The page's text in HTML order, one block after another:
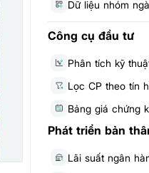
Dữ liệu nhóm
Công cụ đầu tư
Phân tích kỹ
Lọc CP theo tín
Bảng giá chứng
Phát triển bản
Lãi suất ngân